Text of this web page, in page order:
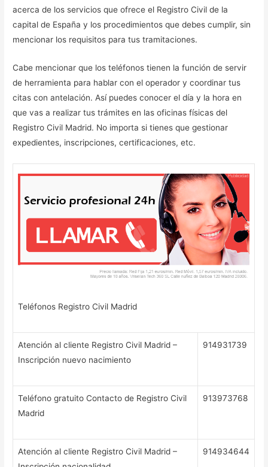
acerca de los servicios que ofrece el Registro Civil de la
capital de España y los procedimientos que debes cumplir, sin
mencionar los requisitos para tus tramitaciones.
Cabe mencionar que los teléfonos tienen la función de servir
de herramienta para hablar con el operador y coordinar tus
citas con antelación. Así puedes conocer el día y la hora en
que vas a realizar tus trámites en las oficinas físicas del
Registro Civil Madrid. No importa si tienes que gestionar
expedientes, inscripciones, certificaciones, etc.
Teléfonos Registro Civil Madrid
Atención al cliente Registro Civil Madrid –
Inscripción nuevo nacimiento
914931739
Teléfono gratuito Contacto de Registro Civil
Madrid
913973768
Atención al cliente Registro Civil Madrid –
914934644